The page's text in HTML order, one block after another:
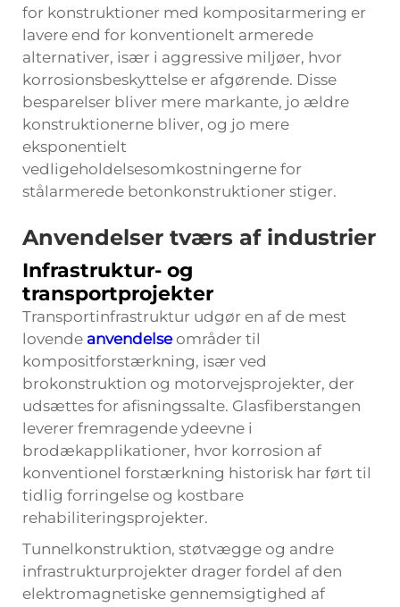
for konstruktioner med kompositarmering er
lavere end for konventionelt armerede
alternativer, især i aggressive miljøer, hvor
korrosionsbeskyttelse er afgørende. Disse
besparelser bliver mere markante, jo ældre
konstruktionerne bliver, og jo mere
eksponentielt
vedligeholdelsesomkostningerne for
stålarmerede betonkonstruktioner stiger.
Anvendelser tværs af industrier
Infrastruktur- og
transportprojekter
Transportinfrastruktur udgør en af de mest
lovende anvendelseområder til
kompositforstærkning, især ved
brokonstruktion og motorvejsprojekter, der
udsættes for afisningssalte. Glasfiberstangen
leverer fremragende ydeevne i
brodækapplikationer, hvor korrosion af
konventionel forstærkning historisk har ført til
tidlig forringelse og kostbare
rehabiliteringsprojekter.
Tunnelkonstruktion, støtvægge og andre
infrastrukturprojekter drager fordel af den
elektromagnetiske gennemsigtighed af